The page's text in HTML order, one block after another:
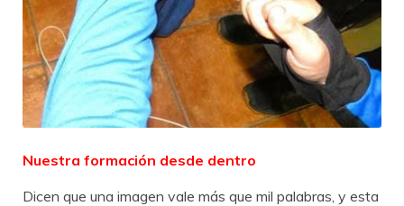
Nuestra formación desde dentro
Dicen que una imagen vale más que mil palabras, y esta